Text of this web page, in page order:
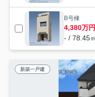
B号棟
4,380万円
- / 78.45
新築一戸建